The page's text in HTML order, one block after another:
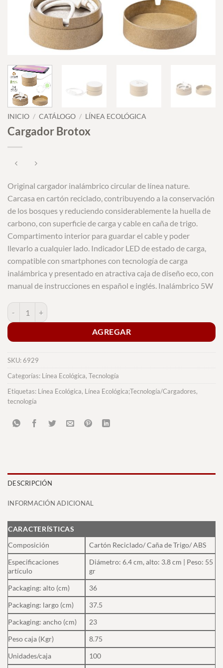
INICIO / CATÁLOGO / LÍNEA ECOLÓGICA
Cargador Brotox
Original cargador inalámbrico circular de línea nature.
Carcasa en cartón reciclado, contribuyendo a la conservación
de los bosques y reduciendo considerablemente la huella de
carbono, con superficie de carga y cable en caña de trigo.
Compartimento interior para guardar el cable y poder
llevarlo a cualquier lado. Indicador LED de estado de carga,
compatible con smartphones con tecnología de carga
inalámbrica y presentado en atractiva caja de diseño eco, con
manual de instrucciones en español e inglés. Inalámbrico 5W
Cargador Brotox cantidad
AGREGAR
SKU:6929
Categorías: Línea Ecológica, Tecnología
Etiquetas: Línea Ecológica, Línea Ecológica;Tecnología/Cargadores,
tecnología
DESCRIPCIÓN
INFORMACIÓN ADICIONAL
CARACTERÍSTICAS
Composición
Cartón Reciclado/ Caña de Trigo/ ABS
Especificaciones
artículo
Diámetro: 6.4 cm, alto: 3.8 cm | Peso: 55
gr
Packaging: alto (cm)
36
Packaging: largo (cm)
37.5
Packaging: ancho (cm)
23
Peso caja (Kgr)
8.75
Unidades/caja
100